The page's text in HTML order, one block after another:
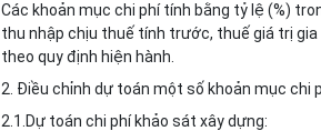
Các khoản mục chi phí tính bằng tỷ lệ (%)
thu nhập chịu thuế tính trước, thuế giá trị
theo quy định hiện hành.
2. Điều chỉnh dự toán một số khoản mục chi
2.1.Dự toán chi phí khảo sát xây dựng: